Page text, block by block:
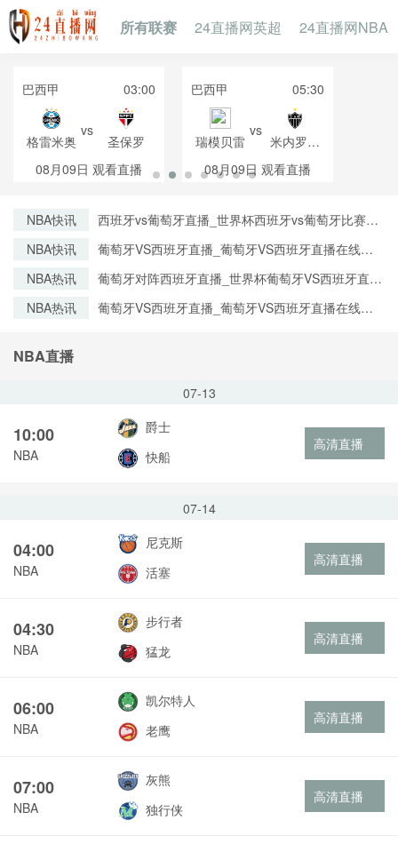
所有联赛 24直播网英超 24直播网NBA
巴西甲 03:00
格雷米奥
vs
圣保罗
08月09日 观看直播
巴西甲 05:30
瑞模贝雷
vs
米内罗竞
技
08月09日 观看直播
NBA快讯
西班牙vs葡萄牙直播_世界杯西班牙vs葡萄牙比赛直
NBA快讯
葡萄牙VS西班牙直播_葡萄牙VS西班牙直播在线观
NBA热讯
葡萄牙对阵西班牙直播_世界杯葡萄牙VS西班牙直播
NBA热讯
葡萄牙VS西班牙直播_葡萄牙VS西班牙直播在线观
NBA直播
07-13
10:00
NBA
爵士
快船
高清直播
07-14
04:00
NBA
尼克斯
活塞
高清直播
04:30
NBA
步行者
猛龙
高清直播
06:00
NBA
凯尔特人
老鹰
高清直播
07:00
NBA
灰熊
独行侠
高清直播